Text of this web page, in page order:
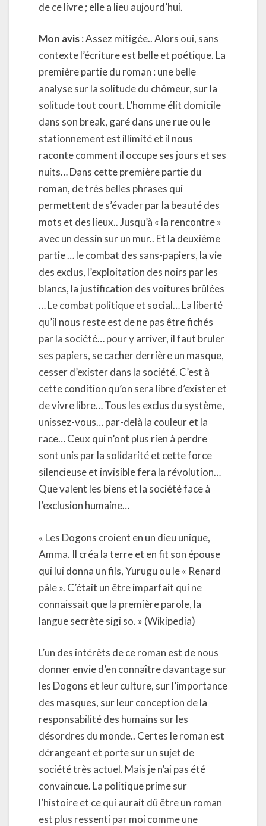
de ce livre ; elle a lieu aujourd’hui.
Mon avis: Assez mitigée.. Alors oui, sans
contexte l’écriture est belle et poétique. La
première partie du roman : une belle
analyse sur la solitude du chômeur, sur la
solitude tout court. L’homme élit domicile
dans son break, garé dans une rue ou le
stationnement est illimité et il nous
raconte comment il occupe ses jours et ses
nuits… Dans cette première partie du
roman, de très belles phrases qui
permettent de s’évader par la beauté des
mots et des lieux.. Jusqu’à « la rencontre »
avec un dessin sur un mur.. Et la deuxième
partie … le combat des sans-papiers, la vie
des exclus, l’exploitation des noirs par les
blancs, la justification des voitures brûlées
… Le combat politique et social… La liberté
qu’il nous reste est de ne pas être fichés
par la société… pour y arriver, il faut bruler
ses papiers, se cacher derrière un masque,
cesser d’exister dans la société. C’est à
cette condition qu’on sera libre d’exister et
de vivre libre… Tous les exclus du système,
unissez-vous… par-delà la couleur et la
race… Ceux qui n’ont plus rien à perdre
sont unis par la solidarité et cette force
silencieuse et invisible fera la révolution…
Que valent les biens et la société face à
l’exclusion humaine…
« Les Dogons croient en un dieu unique,
Amma. Il créa la terre et en fit son épouse
qui lui donna un fils, Yurugu ou le « Renard
pâle ». C’était un être imparfait qui ne
connaissait que la première parole, la
langue secrète sigi so. » (Wikipedia)
L’un des intérêts de ce roman est de nous
donner envie d’en connaître davantage sur
les Dogons et leur culture, sur l’importance
des masques, sur leur conception de la
responsabilité des humains sur les
désordres du monde.. Certes le roman est
dérangeant et porte sur un sujet de
société très actuel. Mais je n’ai pas été
convaincue. La politique prime sur
l’histoire et ce qui aurait dû être un roman
est plus ressenti par moi comme une